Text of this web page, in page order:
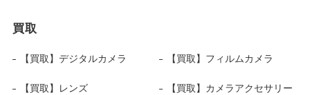
買取
【買取】デジタルカメラ 【買取】フィルムカメラ
【買取】レンズ 【買取】カメラアクセサリー